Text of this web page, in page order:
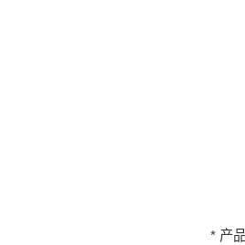
* 产